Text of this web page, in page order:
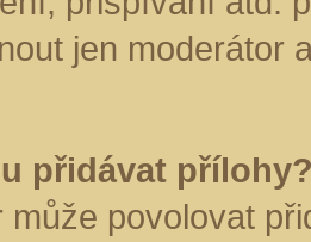
jen moderátor
přidávat
může povolovat